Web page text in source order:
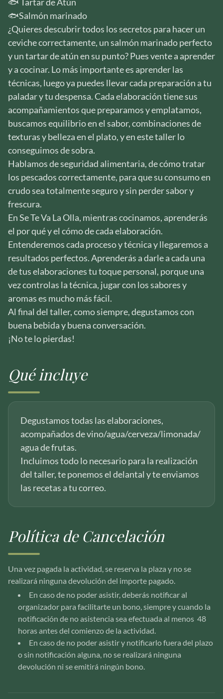
🐟Salmón marinado
¿Quieres descubrir todos los secretos para hacer un
ceviche correctamente, un salmón marinado perfecto
y un tartar de atún en su punto? Pues vente a aprender
y a cocinar. Lo más importante es aprender las
técnicas, luego ya puedes llevar cada preparación a tu
paladar y tu despensa. Cada elaboración tiene sus
acompañamientos que preparamos y emplatamos,
buscamos equilibrio en el sabor, combinaciones de
texturas y belleza en el plato, y en este taller lo
conseguimos de sobra.
Hablamos de seguridad alimentaria, de cómo tratar
los pescados correctamente, para que su consumo en
crudo sea totalmente seguro y sin perder sabor y
frescura.
En Se Te Va La Olla, mientras cocinamos, aprenderás
el por qué y el cómo de cada elaboración.
Entenderemos cada proceso y técnica y llegaremos a
resultados perfectos. Aprenderás a darle a cada una
de tus elaboraciones tu toque personal, porque una
vez controlas la técnica, jugar con los sabores y
aromas es mucho más fácil.
Al final del taller, como siempre, degustamos con
buena bebida y buena conversación.
¡No te lo pierdas!
Qué incluye
Degustamos todas las elaboraciones,
acompañados de vino/agua/cerveza/limonada/
agua de frutas.
Incluimos todo lo necesario para la realización
del taller, te ponemos el delantal y te enviamos
las recetas a tu correo.
Política de Cancelación
Una vez pagada la actividad, se reserva la plaza y no se
realizará ninguna devolución del importe pagado.
En caso de no poder asistir, deberás notificar al
organizador para facilitarte un bono, siempre y cuando la
notificación de no asistencia sea efectuada al menos 48
horas antes del comienzo de la actividad.
En caso de no poder asistir y notificarlo fuera del plazo
o sin notificación alguna, no se realizará ninguna
devolución ni se emitirá ningún bono.